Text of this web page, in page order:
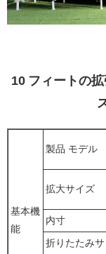
10 フィートの
基本機
能
製品 モデル
拡大サイズ
内寸
折りたたみサ